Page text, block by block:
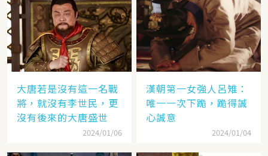
大唐若是沒有這一名戰
將，就沒有李世民，更
沒有後來的大唐盛世
2024/01/06
漢朝第一女強人呂雉：
唯一一次下跪，跪得誠
心誠意
2024/01/04